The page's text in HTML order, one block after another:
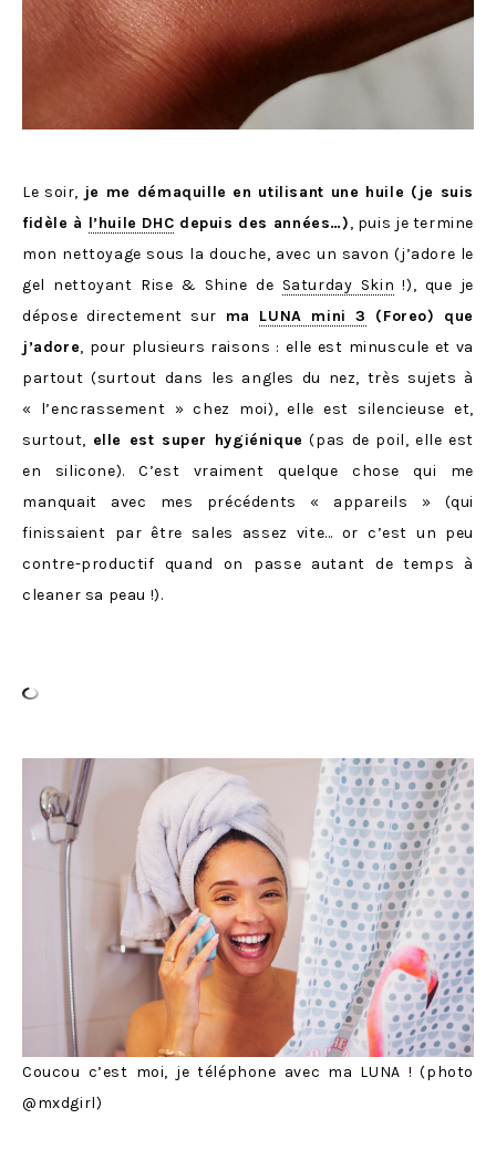
Le soir, je me démaquille en utilisant une huile (je suis
fidèle à l’huile DHC depuis des années…), puis je termine
mon nettoyage sous la douche, avec un savon (j’adore le
gel nettoyant Rise & Shine de Saturday Skin !), que je
dépose directement sur ma LUNA mini 3
(Foreo) que
j’adore, pour plusieurs raisons : elle est minuscule et va
partout (surtout dans les angles du nez, très sujets à
« l’encrassement » chez moi), elle est silencieuse et,
surtout, elle est super hygiénique (pas de poil, elle est
en silicone). C’est vraiment quelque chose qui me
manquait avec mes précédents « appareils » (qui
finissaient par être sales assez vite… or c’est un peu
contre-productif quand on passe autant de temps à
cleaner sa peau !).
Coucou c’est moi, je téléphone avec ma LUNA ! (photo
@mxdgirl)